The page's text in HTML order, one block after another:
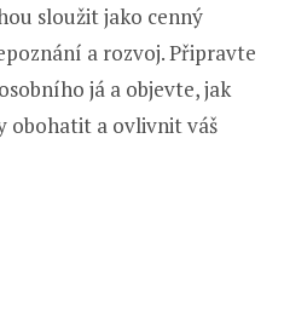
sloužit jako cenný
a rozvoj. Připravte
já a objevte, jak
obohatit a ovlivnit váš